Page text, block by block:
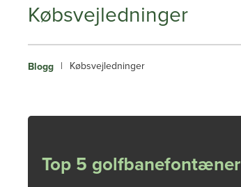
Købsvejledninger
Blogg | Købsvejledninger
Top 5 golfbanefontæner